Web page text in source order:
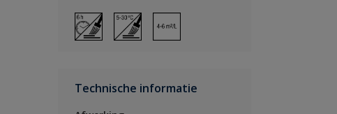
Technische informatie